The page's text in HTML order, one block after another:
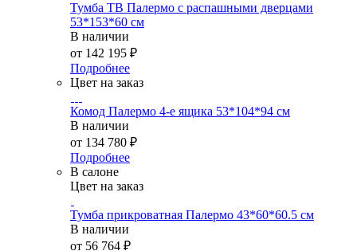
Тумба ТВ Палермо с распашными дверцами
53*153*60 см
В наличии
от 142 195 ₽
Подробнее
Цвет на заказ
Комод Палермо 4-е ящика 53*104*94 см
В наличии
от 134 780 ₽
Подробнее
В салоне
Цвет на заказ
Тумба прикроватная Палермо 43*60*60.5 см
В наличии
от 56 764 ₽